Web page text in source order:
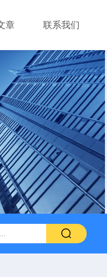
章 联系我们